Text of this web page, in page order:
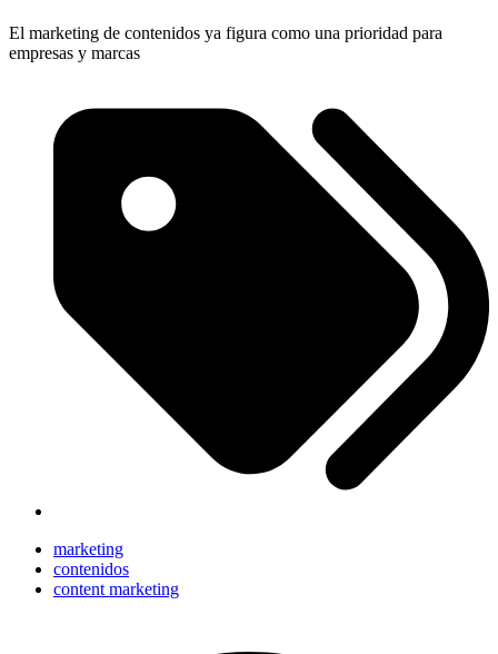
El marketing de contenidos ya figura como una prioridad para
empresas y marcas
marketing
contenidos
content marketing